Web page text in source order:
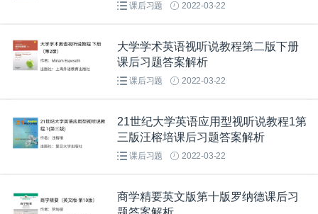
课后习题 2022-03-22
大学学术英语视听说教程第二版下册
课后习题答案解析
课后习题 2022-03-22
21世纪大学英语应用型视听说教程1第
三版汪榕培课后习题答案解析
课后习题 2022-03-22
商学精要英文版第十版罗纳德课后习